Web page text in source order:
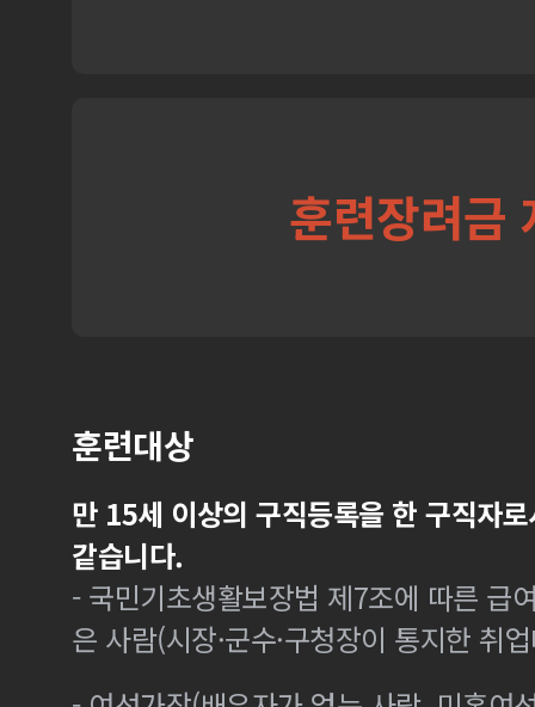
훈련장려금
훈련대상
만 15세 이상의 구직등록을 한 구직자
같습니다.
- 국민기초생활보장법 제7조에 따른 급
은 사람(시장·군수·구청장이 통지한 취